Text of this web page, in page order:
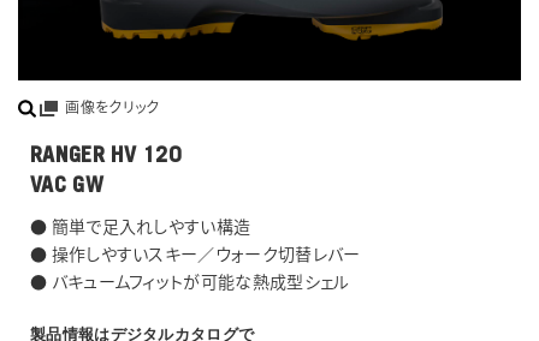
画像をクリック
RANGER HV 120
VAC GW
● 簡単で足入れしやすい構造
● 操作しやすいスキー／ウォーク切替レバー
● バキュームフィットが可能な熱成型シェル
製品情報はデジタルカタログで